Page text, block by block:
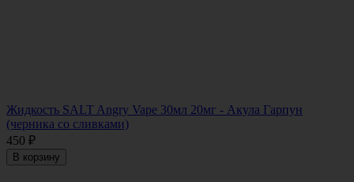
Жидкость SALT Angry Vape 30мл 20мг - Акула Гарпун
(черника со сливками)
450 ₽
В корзину